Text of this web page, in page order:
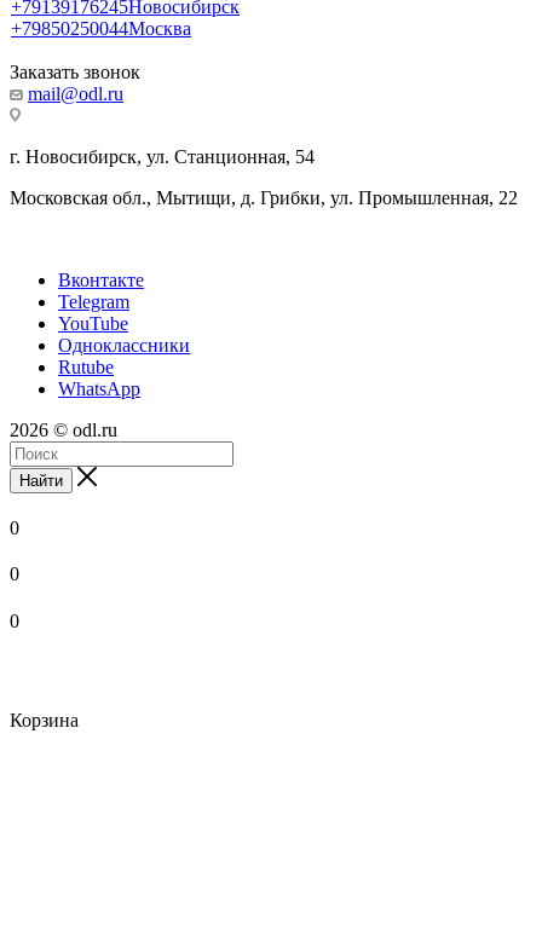
+79139176245Новосибирск
+79850250044Москва
Заказать звонок
mail@odl.ru
г. Новосибирск, ул. Станционная, 54
Московская обл., Мытищи, д. Грибки, ул. Промышленная, 22
Вконтакте
Telegram
YouTube
Одноклассники
Rutube
WhatsApp
2026 © odl.ru
Найти
0
0
0
Корзина